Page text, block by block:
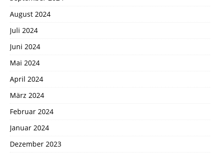
August 2024
Juli 2024
Juni 2024
Mai 2024
April 2024
März 2024
Februar 2024
Januar 2024
Dezember 2023